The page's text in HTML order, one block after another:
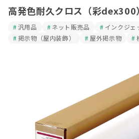
高発色耐久クロス（彩dex300）
汎用品 ネット販売品 インクジェ
掲示物（屋内装飾）
屋外掲示物